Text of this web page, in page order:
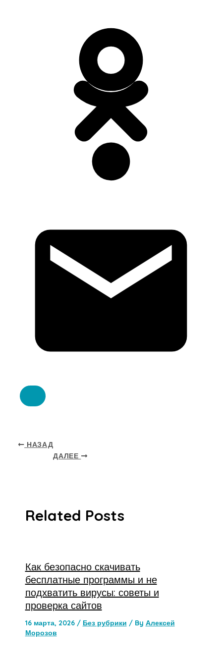
НАЗАД
ДАЛЕЕ
Related Posts
Как безопасно скачивать
бесплатные программы и не
подхватить вирусы: советы и
проверка сайтов
16 марта, 2026 / Без рубрики / By Алексей
Морозов